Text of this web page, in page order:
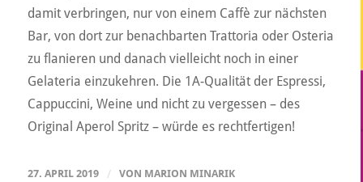
damit verbringen, nur von einem Caffè zur nächsten
Bar, von dort zur benachbarten Trattoria oder Osteria
zu flanieren und danach vielleicht noch in einer
Gelateria einzukehren. Die 1A-Qualität der Espressi,
Cappuccini, Weine und nicht zu vergessen – des
Original Aperol Spritz – würde es rechtfertigen!
27. APRIL 2019 / VON MARION MINARIK